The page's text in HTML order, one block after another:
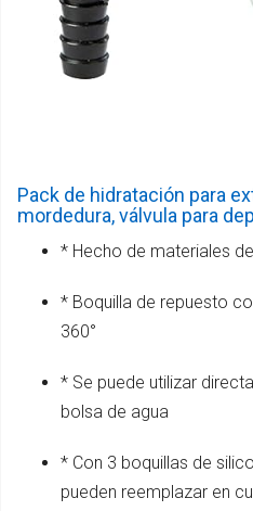
Pack de hidratación para
mordedura, válvula para
* Hecho de materiales
* Boquilla de repuesto
360°
* Se puede utilizar
bolsa de agua
* Con 3 boquillas de
pueden reemplazar en